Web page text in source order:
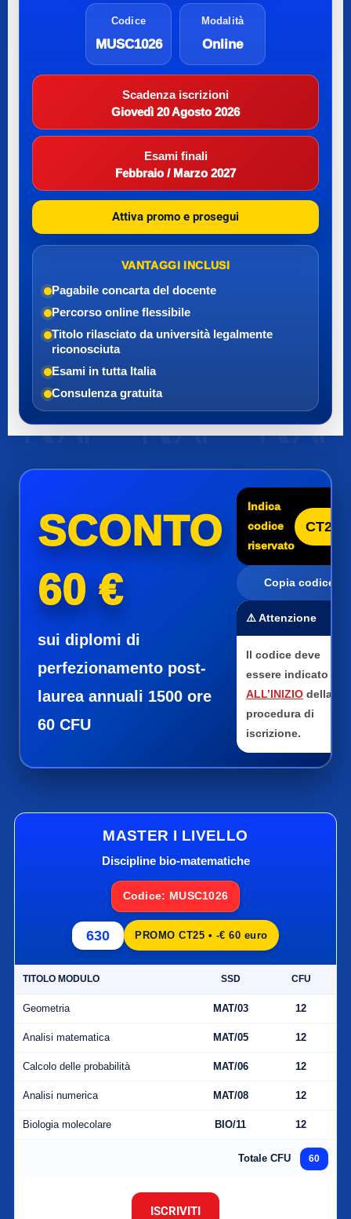
Codice
MUSC1026
Modalità
Online
Scadenza iscrizioni
Giovedì 20 Agosto 2026
Esami finali
Febbraio / Marzo 2027
Attiva promo e prosegui
VANTAGGI INCLUSI
Pagabile concarta del docente
Percorso online flessibile
Titolo rilasciato da università legalmente
riconosciuta
Esami in tutta Italia
Consulenza gratuita
SCONTO
60 €
sui diplomi di
perfezionamento post-
laurea annuali 1500 ore
60 CFU
Indica
codice
riservato
CT25
Copia codice
⚠️ Attenzione
Il codice deve
essere indicato
ALL’INIZIO della
procedura di
iscrizione.
MASTER I LIVELLO
Discipline bio-matematiche
Codice: MUSC1026
630 PROMO CT25 • -€ 60 euro
TITOLO MODULO SSD CFU
Geometria MAT/03 12
Analisi matematica MAT/05 12
Calcolo delle probabilità MAT/06 12
Analisi numerica MAT/08 12
Biologia molecolare BIO/11 12
Totale CFU 60
ISCRIVITI